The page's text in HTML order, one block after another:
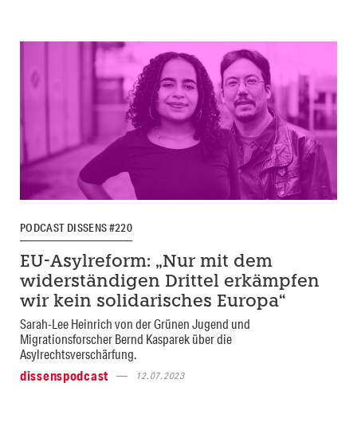
PODCAST DISSENS #220
EU-Asylreform: „Nur mit dem
widerständigen Drittel erkämpfen
wir kein solidarisches Europa“
Sarah-Lee Heinrich von der Grünen Jugend und
Migrationsforscher Bernd Kasparek über die
Asylrechtsverschärfung.
dissenspodcast
12.07.2023